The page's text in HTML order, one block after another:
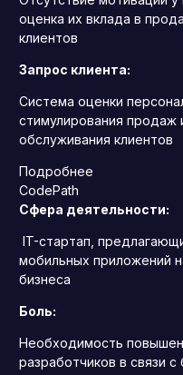
оценка их вклада в
клиентов
Запрос клиента:
Система оценки
стимулирования продаж
обслуживания клиентов
Подробнее
CodePath
Сфера деятельности:
IT-стартап,
мобильных приложений
бизнеса
Боль:
Необходимость
разработчиков в связи